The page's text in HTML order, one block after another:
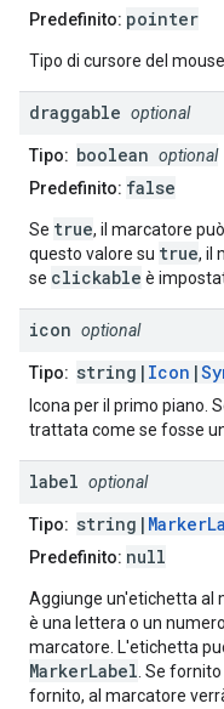
Predefinito: pointer
Tipo di cursore del
draggable optional
Tipo: boolean optional
Predefinito: false
Se true, il marcatore
questo valore su true, il
se clickable è
icon optional
Tipo: string| Icon |
Icona per il primo piano.
trattata come se fosse
label optional
Tipo: string|
Predefinito: null
Aggiunge un'etichetta al
è una lettera o un
marcatore. L'etichetta
MarkerLabel. Se fornito
fornito, al marcatore